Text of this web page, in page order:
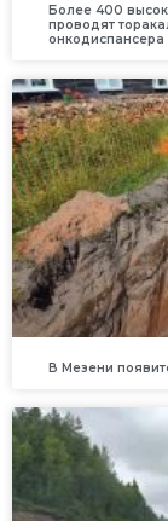
Более 400
проводят
онкодиспансера
В Мезени